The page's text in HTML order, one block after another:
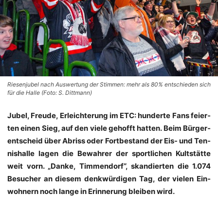
Riesenjubel nach Auswertung der Stimmen: mehr als 80% entschieden sich
für die Halle (Foto: S. Dittmann)
Jubel, Freu­de, Erleich­te­rung im ETC: hun­der­te Fans fei­er­
ten einen Sieg, auf den vie­le gehofft hat­ten. Beim Bür­ger­
ent­scheid über Abriss oder Fort­be­stand der Eis- und Ten­
nis­hal­le lagen die Bewah­rer der sport­li­chen Kult­stät­te
weit vorn. „Dan­ke, Tim­men­dorf“, skan­dier­ten die 1.074
Besu­cher an die­sem denk­wür­di­gen Tag, der vie­len Ein­
woh­nern noch lan­ge in Erin­ne­rung blei­ben wird.